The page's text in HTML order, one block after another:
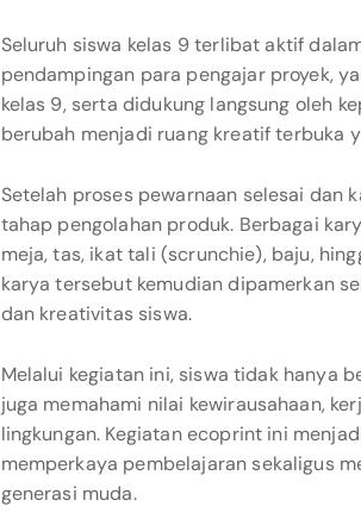
Seluruh siswa kelas 9 terlibat aktif
pendampingan para pengajar proyek,
kelas 9, serta didukung langsung oleh
berubah menjadi ruang kreatif terbuka
Setelah proses pewarnaan selesai dan
tahap pengolahan produk. Berbagai
meja, tas, ikat tali (scrunchie), baju,
karya tersebut kemudian dipamerkan
dan kreativitas siswa.
Melalui kegiatan ini, siswa tidak hanya
juga memahami nilai kewirausahaan,
lingkungan. Kegiatan ecoprint ini
memperkaya pembelajaran sekaligus
generasi muda.